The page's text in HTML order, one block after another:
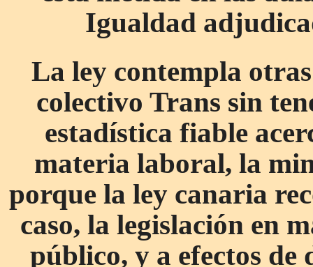
Igualdad
La ley contempla
colectivo Trans sin
estadística fiable
materia laboral, la
porque la ley canaria
caso, la legislación en
público, y a efectos